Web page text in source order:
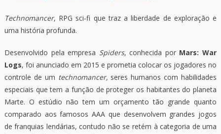
Technomancer, RPG sci-fi que traz a liberdade de exploração e
uma história profunda.
Desenvolvido pela empresa Spiders, conhecida por Mars: War
Logs, foi anunciado em 2015 e prometia colocar os jogadores no
controle de um technomancer, seres humanos com habilidades
especiais que tem a função de proteger os habitantes do planeta
Marte. O estúdio não tem um orçamento tão grande quanto
comparado aos famosos AAA que desenvolvem grandes jogos
de franquias lendárias, contudo não se retém à categoria de uma